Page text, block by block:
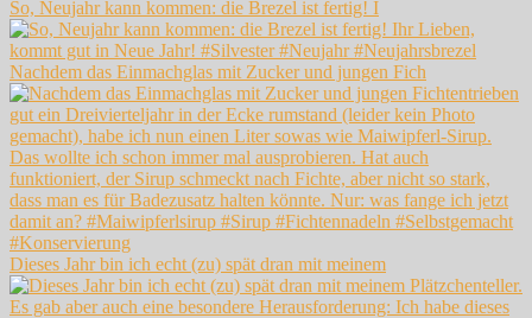
So, Neujahr kann kommen: die Brezel ist fertig! I
Nachdem das Einmachglas mit Zucker und jungen Fich
Dieses Jahr bin ich echt (zu) spät dran mit meinem